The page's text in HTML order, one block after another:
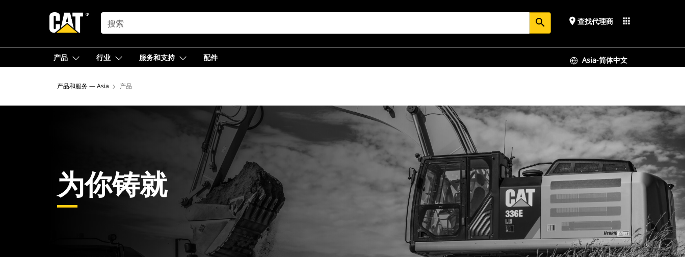
SEARCH search place 查找代理商 apps
产品 行业 服务和支持 配件 Asia-简体中文
产品和服务 — Asia 产品
为你铸就